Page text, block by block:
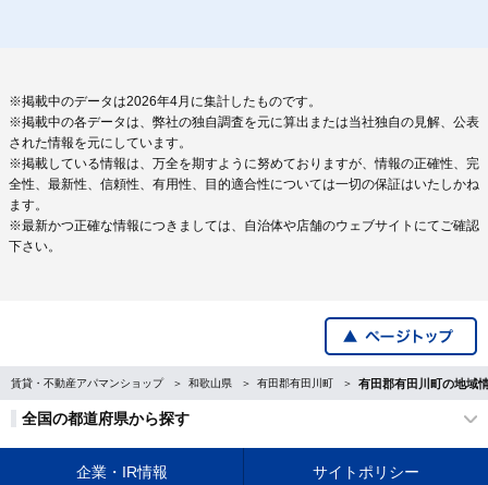
※掲載中のデータは2026年4月に集計したものです。
※掲載中の各データは、弊社の独自調査を元に算出または当社独自の見解、公表
された情報を元にしています。
※掲載している情報は、万全を期すように努めておりますが、情報の正確性、完
全性、最新性、信頼性、有用性、目的適合性については一切の保証はいたしかね
ます。
※最新かつ正確な情報につきましては、自治体や店舗のウェブサイトにてご確認
下さい。
賃貸・不動産アパマンショップ 和歌山県 有田郡有田川町 有田郡有田川町の地域
全国の都道府県から探す
企業・IR情報 サイトポリシー